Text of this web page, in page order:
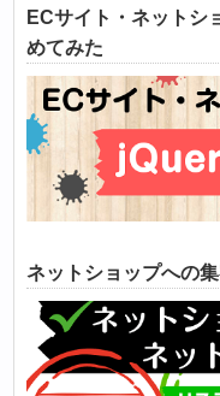
ECサイト・ネットシ
めてみた
ネットショップへの